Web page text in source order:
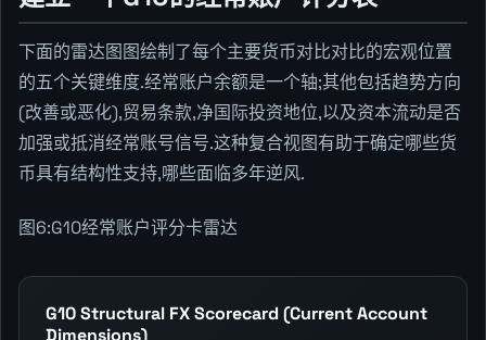
下面的雷达图图绘制了每个主要货币对比对比的宏观位置
的五个关键维度.经常账户余额是一个轴;其他包括趋势方向
(改善或恶化),贸易条款,净国际投资地位,以及资本流动是否
加强或抵消经常账号信号.这种复合视图有助于确定哪些货
币具有结构性支持,哪些面临多年逆风.
图6:G10经常账户评分卡雷达
G10 Structural FX Scorecard (Current Account
Dimensions)